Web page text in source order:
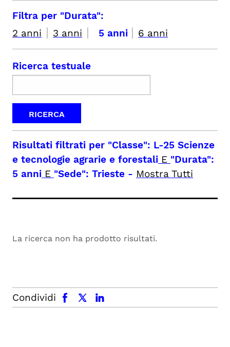
Filtra per "Durata":
2 anni | 3 anni | 5 anni | 6 anni
Ricerca testuale
Risultati filtrati per "Classe": L-25 Scienze
e tecnologie agrarie e forestali E "Durata":
5 anni E "Sede": Trieste - Mostra Tutti
La ricerca non ha prodotto risultati.
Condividi
facebook x.com linkedin